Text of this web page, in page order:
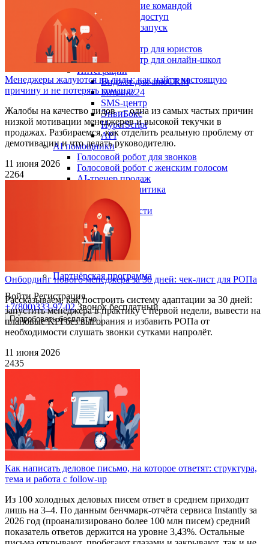
Управление командой
Гостевой доступ
Быстрый запуск
По отраслям
Колл-центр для юристов
Колл-центр для онлайн-школ
Интеграции
Виджет для amoCRM
Битрикс24
SMS-центр
ЭнвиБокс
HyperScript
API
AI помощники
Голосовой робот для звонков
Голосовой робот с женским голосом
AI-тренер продаж
AI речевая аналитика
Мероприятия и новости
Блог
Новости
Вебинары
События
Клуб
Партнёрская программа
Войти Регистрация
+7(800)333-97-02 Звонок бесплатный
Попробовать бесплатно
Менеджеры жалуются на лиды: как найти настоящую
причину и не потерять команду
Жалобы на качество лидов — одна из самых частых причин
низкой мотивации менеджеров и высокой текучки в
продажах. Разбираемся, как отделить реальную проблему от
демотивации и что делать руководителю.
11 июня 2026
2264
Онбординг нового менеджера за 30 дней: чек-лист для РОПа
Рассказываем, как построить систему адаптации за 30 дней:
запустить менеджера в практику с первой недели, вывести на
плановые KPI без выгорания и избавить РОПа от
необходимости слушать звонки сутками напролёт.
11 июня 2026
2435
Как написать деловое письмо, на которое ответят: структура,
тема и работа с follow-up
Из 100 холодных деловых писем ответ в среднем приходит
лишь на 3–4. По данным бенчмарк-отчёта сервиса Instantly за
2026 год (проанализировано более 100 млн писем) средний
показатель ответов держится на уровне 3,43%. Остальные